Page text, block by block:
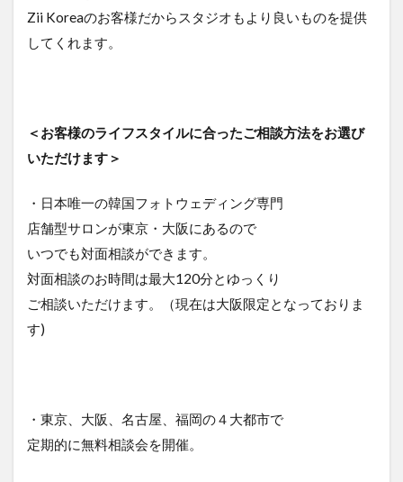
Zii Koreaのお客様だからスタジオもより良いものを提供
してくれます。
＜お客様のライフスタイルに合ったご相談方法をお選び
いただけます＞
・日本唯一の韓国フォトウェディング専門
店舗型サロンが東京・大阪にあるので
いつでも対面相談ができます。
対面相談のお時間は最大120分とゆっくり
ご相談いただけます。（現在は大阪限定となっておりま
す)
・東京、大阪、名古屋、福岡の４大都市で
定期的に無料相談会を開催。